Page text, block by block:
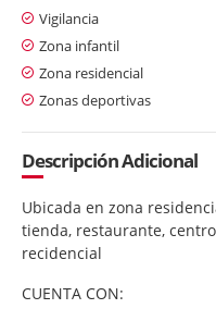
Vigilancia
Zona infantil
Zona residencial
Zonas deportivas
Descripción Adicional
Ubicada en zona
tienda, restaurante,
recidencial
CUENTA CON: